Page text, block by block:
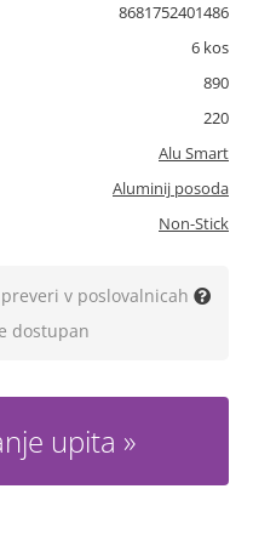
8681752401486
6 kos
890
220
Alu Smart
Aluminij posoda
Non-Stick
preveri v poslovalnicah
dostupan
upita